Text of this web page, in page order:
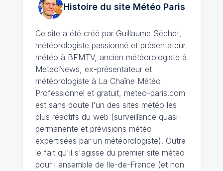
Histoire du site MétéoParis
Ce site a été créé par Guillaume Séchet,
météorologiste passionné et présentateur
météo à BFMTV, ancien météorologiste à
MeteoNews, ex-présentateur et
météorologiste à La Chaîne Météo
Professionnel et gratuit, meteo-paris.com
est sans doute l'un des sites météo les
plus réactifs du web (surveillance quasi-
permanente et prévisions météo
expertisées par un météorologiste). Outre
le fait qu'il s'agisse du premier site météo
pour l'ensemble de Ile-de-France (et non